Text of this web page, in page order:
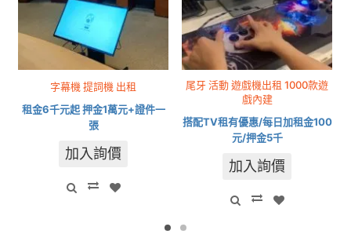
字幕機 提詞機 出租
租金6千元起 押金1萬元+證件一
張
加入詢價
尾牙 活動 遊戲機出租 1000款遊
戲內建
搭配TV租有優惠/每日加租金100
元/押金5千
加入詢價